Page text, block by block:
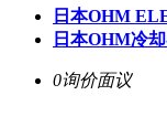
日本OHM
日本OHM冷
0询价面议